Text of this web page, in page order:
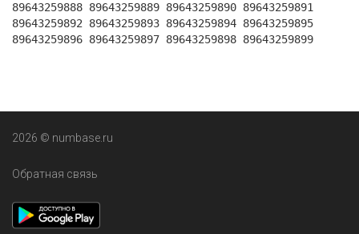
89643259888 89643259889 89643259890 89643259891
89643259892 89643259893 89643259894 89643259895
89643259896 89643259897 89643259898 89643259899
2026 © numbase.ru
Обратная связь